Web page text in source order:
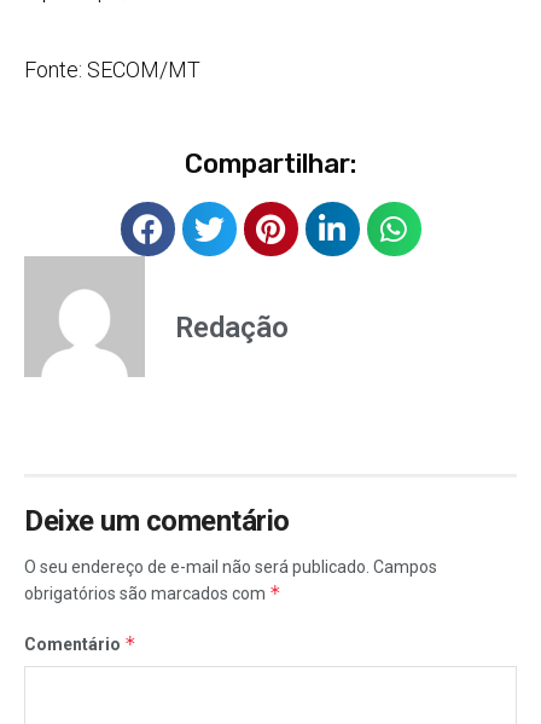
Fonte: SECOM/MT
Compartilhar:
Redação
Deixe um comentário
O seu endereço de e-mail não será publicado. Campos
obrigatórios são marcados com *
Comentário *